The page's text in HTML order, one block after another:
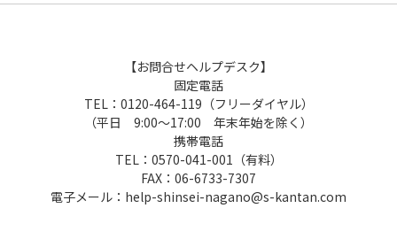
【お問合せヘルプデスク】
固定電話
TEL：0120-464-119（フリーダイヤル）
（平日 9:00～17:00 年末年始を除く）
携帯電話
TEL：0570-041-001（有料）
FAX：06-6733-7307
電子メール：help-shinsei-nagano@s-kantan.com